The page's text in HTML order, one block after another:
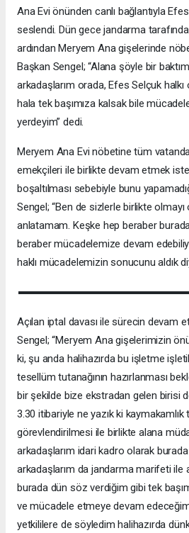
Ana Evi önünden canlı bağlantıyla
seslendi. Dün gece jandarma
ardından Meryem Ana gişelerinde
Başkan Sengel; “Alana şöyle bir
arkadaşlarım orada, Efes Selçuk
hala tek başımıza kalsak bile
yerdeyim” dedi.
Meryem Ana Evi nöbetine tüm
emekçileri ile birlikte devam etmek
boşaltılması sebebiyle bunu
Sengel; “Ben de sizlerle birlikte
anlatamam. Keşke hep beraber
beraber mücadelemize devam
haklı mücadelemizin sonucunu aldık
Açılan iptal davası ile sürecin devam
Sengel; “Meryem Ana gişelerimizin
ki, şu anda halihazırda bu işletme
tesellüm tutanağının hazırlanması
bir şekilde bize ekstradan gelen birisi
3.30 itibariyle ne yazık ki kaymakamlık
görevlendirilmesi ile birlikte alana
arkadaşlarım idari kadro olarak
arkadaşlarım da jandarma marifeti ile
burada dün söz verdiğim gibi tek
ve mücadele etmeye devam
yetkililere de söyledim halihazırda